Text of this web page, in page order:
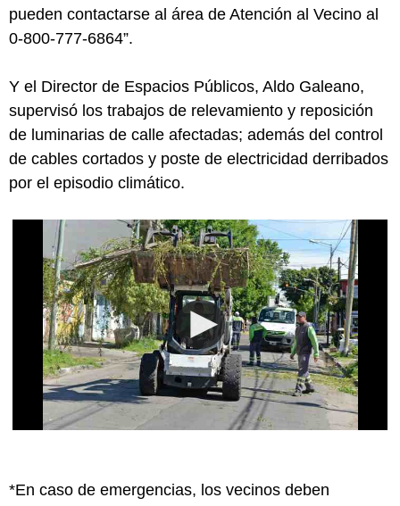
pueden contactarse al área de Atención al Vecino al
0-800-777-6864”.
Y el Director de Espacios Públicos, Aldo Galeano,
supervisó los trabajos de relevamiento y reposición
de luminarias de calle afectadas; además del control
de cables cortados y poste de electricidad derribados
por el episodio climático.
*En caso de emergencias, los vecinos deben